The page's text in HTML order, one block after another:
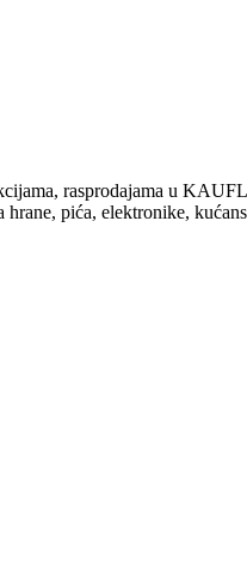
rasprodajama u
pića, elektronike,